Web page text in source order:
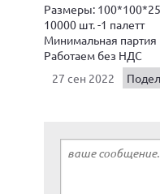
Размеры:
10000 шт. -1 палетт
Минимальная партия
Работаем без НДС
27 сен 2022